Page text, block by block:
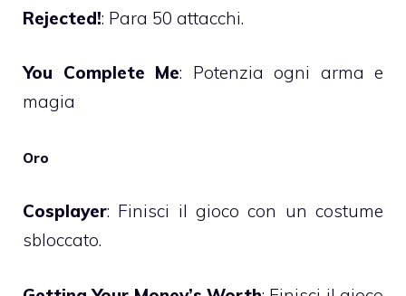
Rejected!: Para 50 attacchi.
You Complete Me: Potenzia ogni arma e
magia
Oro
Cosplayer: Finisci il gioco con un costume
sbloccato.